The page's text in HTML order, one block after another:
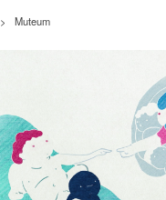
> Muteum